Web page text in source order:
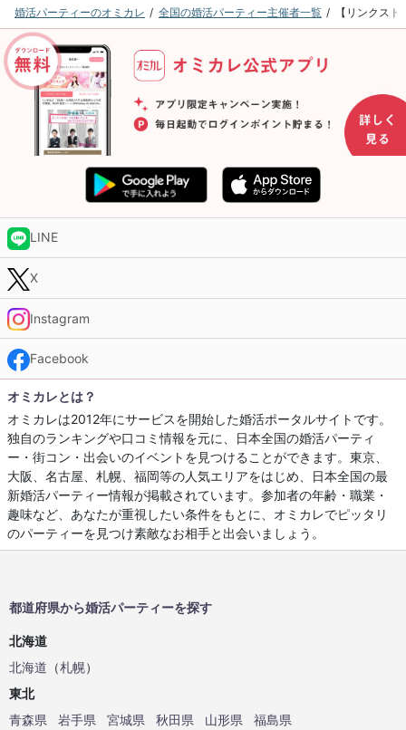
婚活パーティーのオミカレ 全国の婚活パーティー主催者一覧 【リンクス
LINE
X
Instagram
Facebook
オミカレとは？
オミカレは2012年にサービスを開始した婚活ポータルサイトです。
独自のランキングや口コミ情報を元に、日本全国の婚活パーティ
ー・街コン・出会いのイベントを見つけることができます。東京、
大阪、名古屋、札幌、福岡等の人気エリアをはじめ、日本全国の最
新婚活パーティー情報が掲載されています。参加者の年齢・職業・
趣味など、あなたが重視したい条件をもとに、オミカレでピッタリ
のパーティーを見つけ素敵なお相手と出会いましょう。
都道府県から婚活パーティーを探す
北海道
北海道 （札幌）
東北
青森県
岩手県 宮城県 秋田県 山形県
福島県